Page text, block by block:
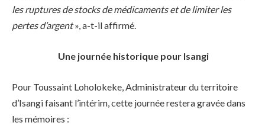
les ruptures de stocks de médicaments et de limiter les
pertes d’argent», a-t-il affirmé.
Une journée historique pour Isangi
Pour Toussaint Loholokeke, Administrateur du territoire
d’Isangi faisant l’intérim, cette journée restera gravée dans
les mémoires :